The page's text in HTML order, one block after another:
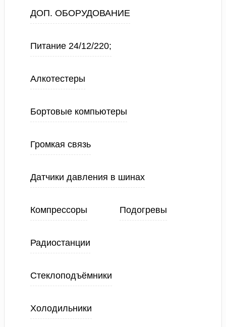
ДОП. ОБОРУДОВАНИЕ
Питание 24/12/220;
Алкотестеры
Бортовые компьютеры
Громкая связь
Датчики давления в шинах
Компрессоры Подогревы
Радиостанции
Стеклоподъёмники
Холодильники